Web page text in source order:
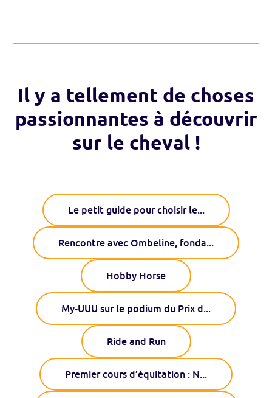
Il y a tellement de choses
passionnantes à découvrir
sur le cheval !
Le petit guide pour choisir le...
Rencontre avec Ombeline, fonda...
Hobby Horse
My-UUU sur le podium du Prix d...
Ride and Run
Premier cours d’équitation : N...